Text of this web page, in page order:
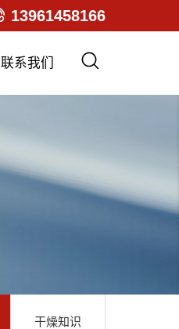
13961458166
联系我们
干燥知识